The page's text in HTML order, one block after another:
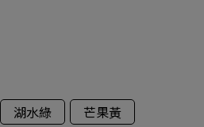
湖水綠
芒果黃